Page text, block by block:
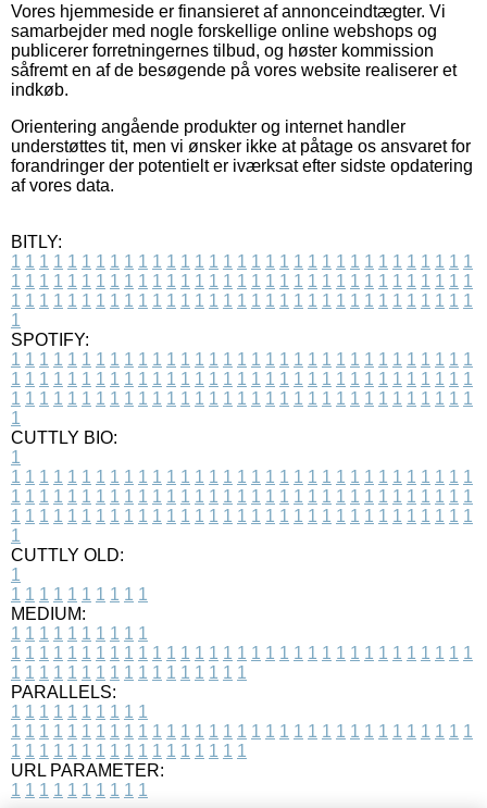
Vores hjemmeside er finansieret af annonceindtægter. Vi
samarbejder med nogle forskellige online webshops og
publicerer forretningernes tilbud, og høster kommission
såfremt en af de besøgende på vores website realiserer et
indkøb.
Orientering angående produkter og internet handler
understøttes tit, men vi ønsker ikke at påtage os ansvaret for
forandringer der potentielt er iværksat efter sidste opdatering
af vores data.
BITLY:
1 1 1 1 1 1 1 1 1 1 1 1 1 1 1 1 1 1 1 1 1 1 1 1 1 1 1 1 1 1 1 1 1
1 1 1 1 1 1 1 1 1 1 1 1 1 1 1 1 1 1 1 1 1 1 1 1 1 1 1 1 1 1 1 1 1
1 1 1 1 1 1 1 1 1 1 1 1 1 1 1 1 1 1 1 1 1 1 1 1 1 1 1 1 1 1 1 1 1
1
SPOTIFY:
1 1 1 1 1 1 1 1 1 1 1 1 1 1 1 1 1 1 1 1 1 1 1 1 1 1 1 1 1 1 1 1 1
1 1 1 1 1 1 1 1 1 1 1 1 1 1 1 1 1 1 1 1 1 1 1 1 1 1 1 1 1 1 1 1 1
1 1 1 1 1 1 1 1 1 1 1 1 1 1 1 1 1 1 1 1 1 1 1 1 1 1 1 1 1 1 1 1 1
1
CUTTLY BIO:
1
1 1 1 1 1 1 1 1 1 1 1 1 1 1 1 1 1 1 1 1 1 1 1 1 1 1 1 1 1 1 1 1 1
1 1 1 1 1 1 1 1 1 1 1 1 1 1 1 1 1 1 1 1 1 1 1 1 1 1 1 1 1 1 1 1 1
1 1 1 1 1 1 1 1 1 1 1 1 1 1 1 1 1 1 1 1 1 1 1 1 1 1 1 1 1 1 1 1 1
1
CUTTLY OLD:
1
1 1 1 1 1 1 1 1 1 1
MEDIUM:
1 1 1 1 1 1 1 1 1 1
1 1 1 1 1 1 1 1 1 1 1 1 1 1 1 1 1 1 1 1 1 1 1 1 1 1 1 1 1 1 1 1 1
1 1 1 1 1 1 1 1 1 1 1 1 1 1 1 1 1
PARALLELS:
1 1 1 1 1 1 1 1 1 1
1 1 1 1 1 1 1 1 1 1 1 1 1 1 1 1 1 1 1 1 1 1 1 1 1 1 1 1 1 1 1 1 1
1 1 1 1 1 1 1 1 1 1 1 1 1 1 1 1 1
URL PARAMETER:
1 1 1 1 1 1 1 1 1 1